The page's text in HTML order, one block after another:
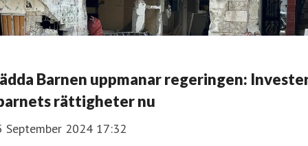
Barnen uppmanar regeringen:
rättigheter nu
September 2024 17:32